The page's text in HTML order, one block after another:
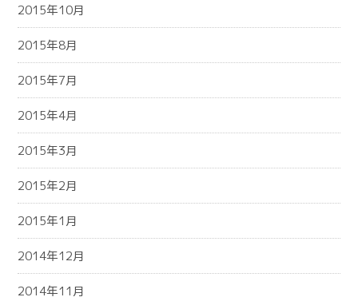
2015年10月
2015年8月
2015年7月
2015年4月
2015年3月
2015年2月
2015年1月
2014年12月
2014年11月